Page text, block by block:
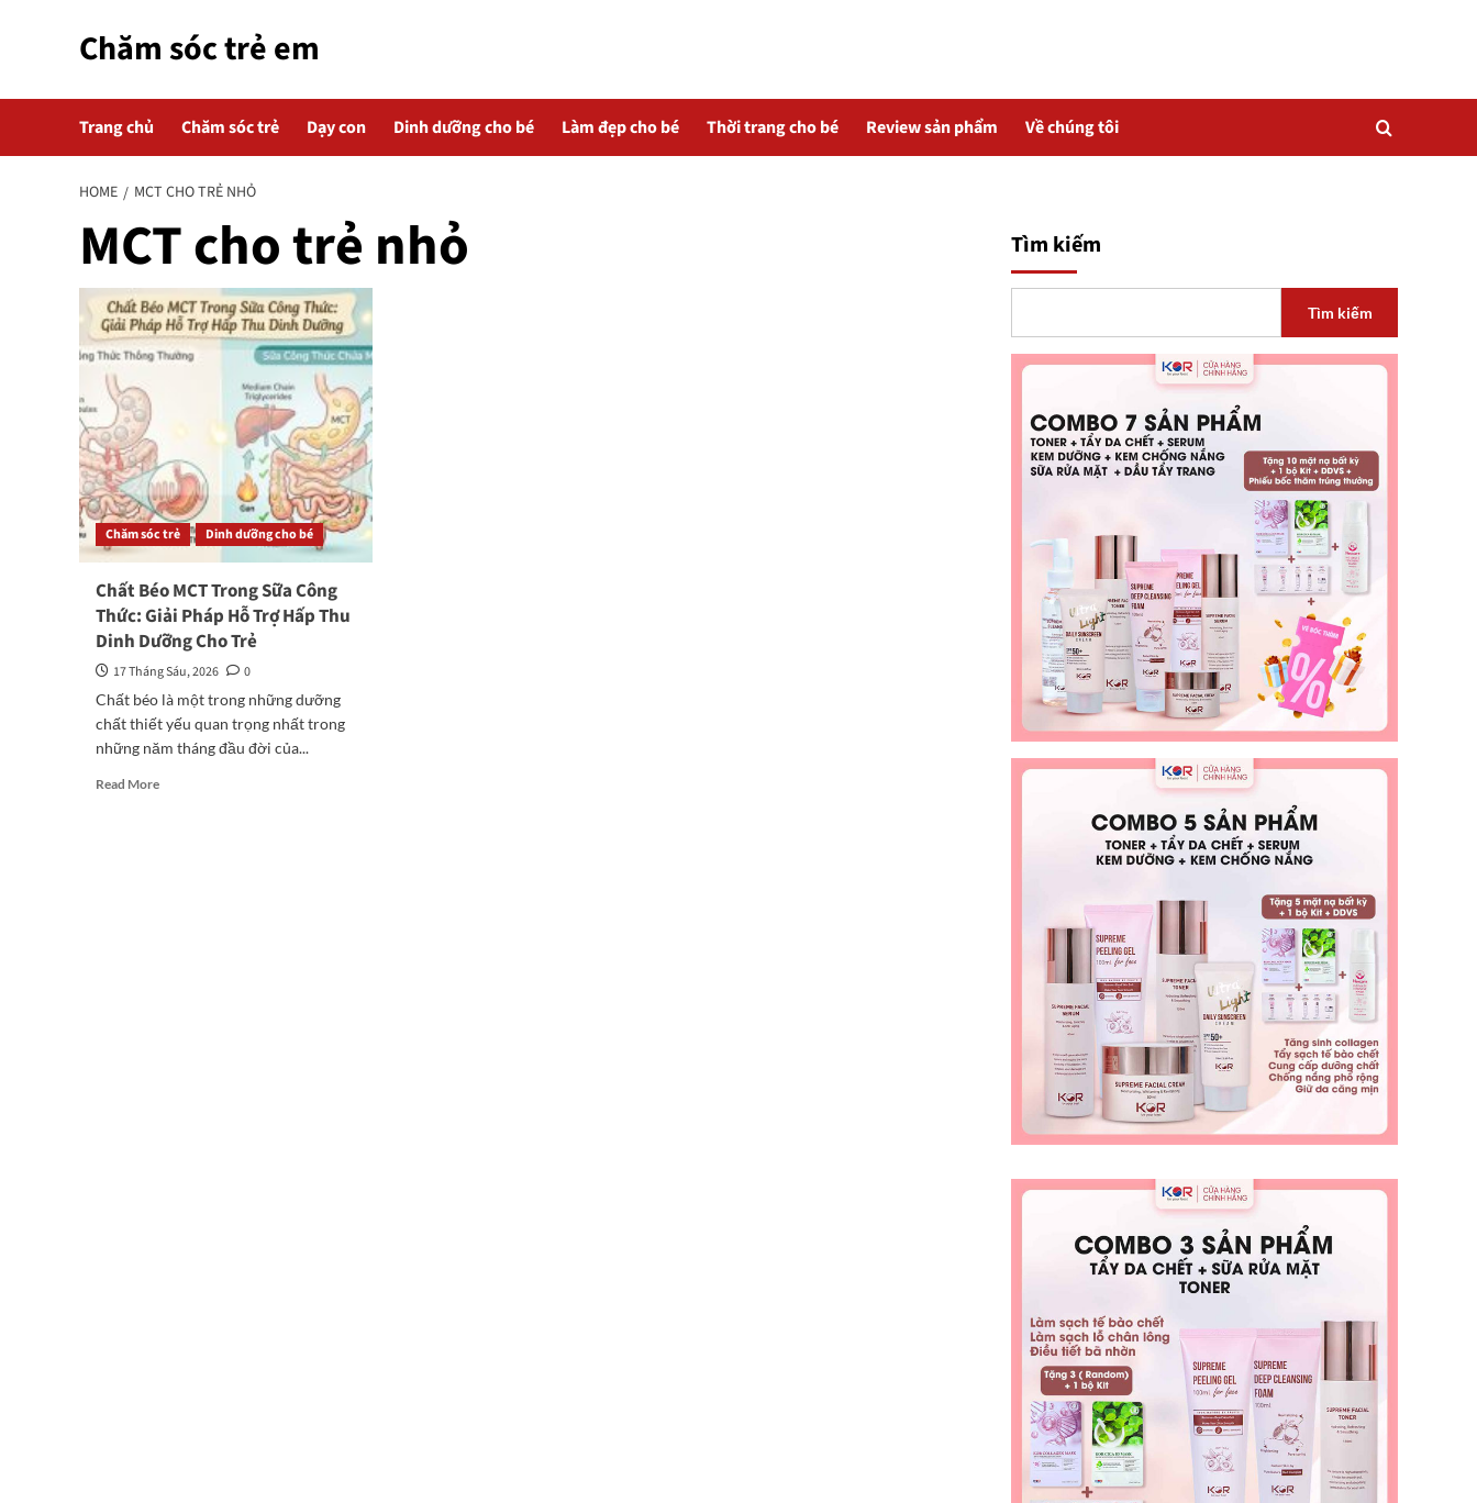
Chăm sóc trẻ em
Trang chủ Chăm sóc trẻ Dạy con Dinh dưỡng cho bé Làm đẹp cho bé Thời trang cho bé Review sản phẩm Về chúng tôi
HOME MCT CHO TRẺ NHỎ
MCT cho trẻ nhỏ
Chăm sóc trẻ Dinh dưỡng cho bé
Chất Béo MCT Trong Sữa Công
Thức: Giải Pháp Hỗ Trợ Hấp Thu
Dinh Dưỡng Cho Trẻ
17 Tháng Sáu, 2026
0
Chất béo là một trong những dưỡng
chất thiết yếu quan trọng nhất trong
những năm tháng đầu đời của...
Read MoreRead
Tìm kiếm
Tìm kiếm